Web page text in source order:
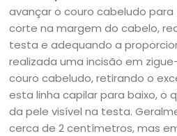
avançar o couro cabeludo
corte na margem do cabelo,
testa e adequando a
realizada uma incisão em
couro cabeludo, retirando o
esta linha capilar para baixo, o
da pele visível na testa.
cerca de 2 centímetros, mas